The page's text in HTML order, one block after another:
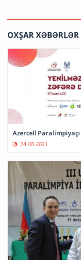
OXŞAR XƏBƏRLƏR
Azercell
24-08-2021